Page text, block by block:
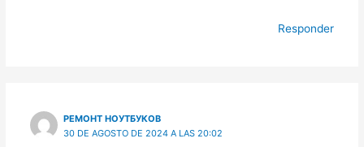
Responder
РЕМОНТ НОУТБУКОВ
30 DE AGOSTO DE 2024 A LAS 20:02